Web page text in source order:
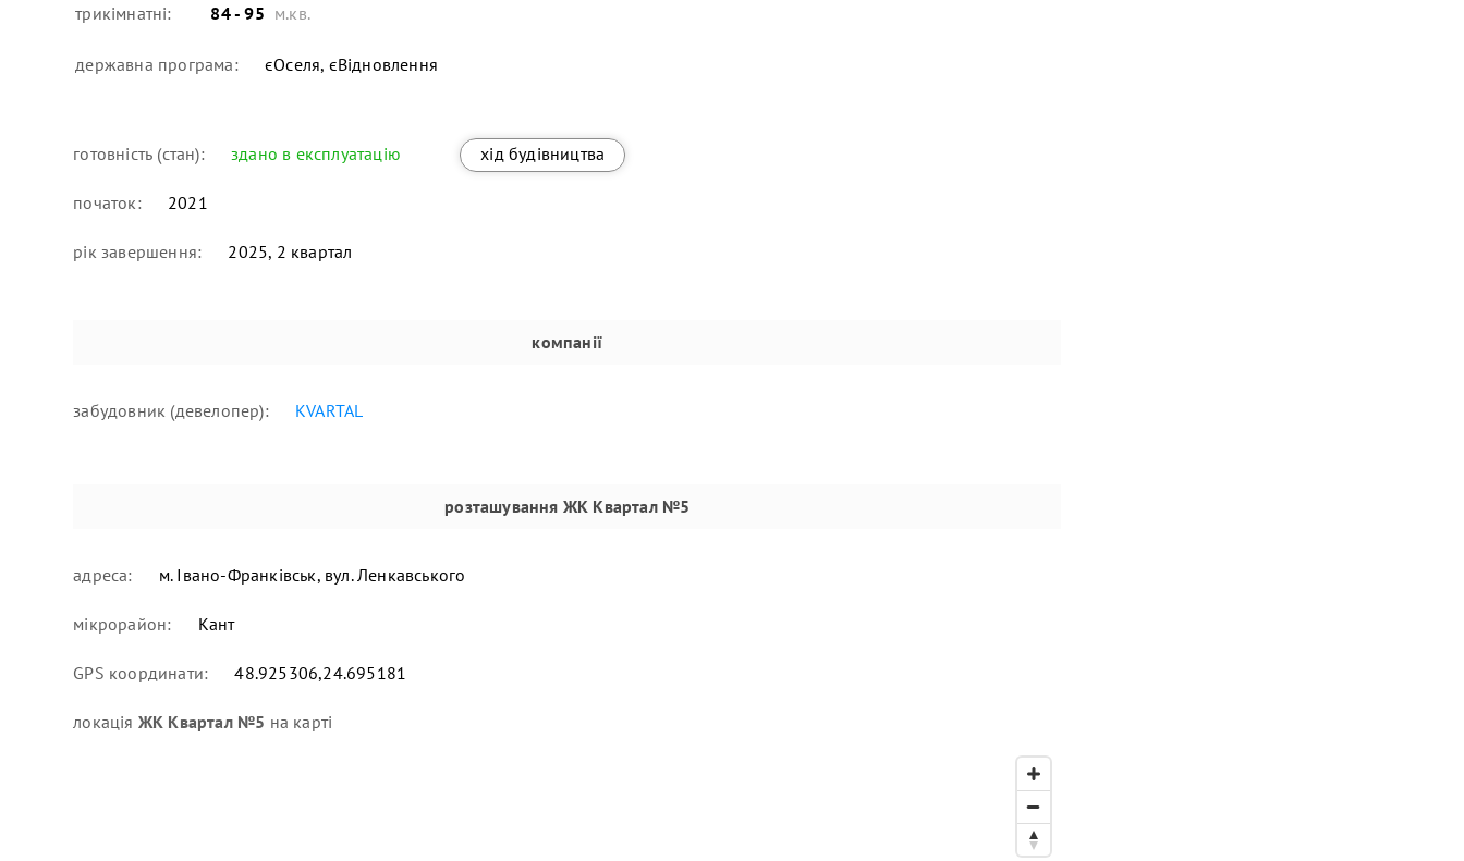
трикімнатні: 84 - 95 м.кв.
державна програма: єОселя, єВідновлення
готовність (стан): здано в експлуатацію хід будівництва
початок: 2021
рік завершення: 2025, 2 квартал
компанії
забудовник (девелопер): KVARTAL
розташування ЖК Квартал №5
адреса: м. Івано-Франківськ, вул. Ленкавського
мікрорайон: Кант
GPS координати: 48.925306,24.695181
локація ЖК Квартал №5 на карті